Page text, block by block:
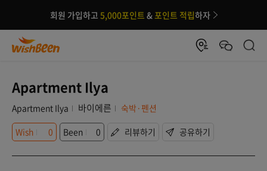
회원 가입하고 5,000포인트 &포인트 적립하자
Apartment Ilya
Apartment Ilya 바이에른
숙박·펜션
Wish
0 Been 0 리뷰하기 공유하기